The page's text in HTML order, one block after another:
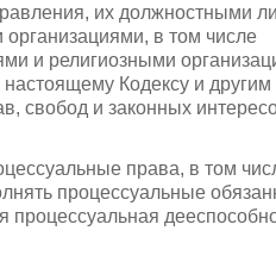
их должностными
в том числе
и религиозными
Кодексу и
свобод и законных
права, в том
процессуальные
процессуальная